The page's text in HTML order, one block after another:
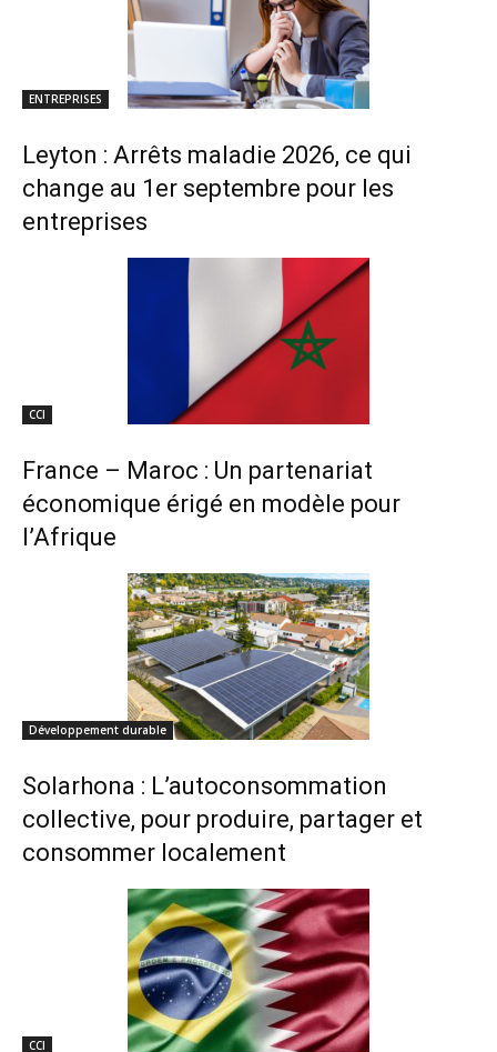
ENTREPRISES
Leyton : Arrêts maladie 2026, ce qui
change au 1er septembre pour les
entreprises
CCI
France – Maroc : Un partenariat
économique érigé en modèle pour
l’Afrique
Développement durable
Solarhona : L’autoconsommation
collective, pour produire, partager et
consommer localement
CCI